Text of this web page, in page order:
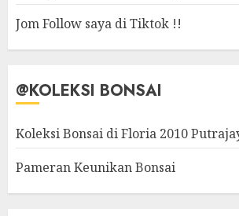
Jom Follow saya di Tiktok !!
@KOLEKSI BONSAI
Koleksi Bonsai di Floria 2010
Pameran Keunikan Bonsai